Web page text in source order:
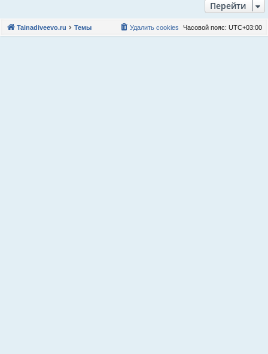
Перейти
Tainadiveevo.ru Темы Часовой пояс: UTC+03:00
Удалить cookies